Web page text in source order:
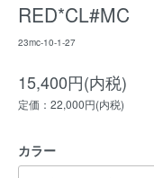
RED*CL#MC
23mc-10-1-27
15,400円(内税)
定価：22,000円(内税)
カラー